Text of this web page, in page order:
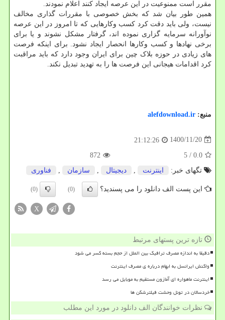
مقرر است ممنوعیت در این عرصه ایجاد کنند اعلام نمودند.
همین طور بیان شد که بخش خصوصی با مقررات گذاری مخالف
نیست، ولی باید دقت کرد کسب وکارهایی که تا امروز در این عرصه
نوآورانه سرمایه گزاری نموده اند، گرفتار مشکل نشوند و یا برای
برخی نهادها و کسب وکارها انحصار ایجاد نشود. برای اینکه فرصت
های زیادی در حوزه بلاک چین برای ایران وجود دارد که باید مراقبت
کرد اقدامات هیجانی این فرصت ها را به تهدید تبدیل نکند.
منبع: alefdownload.ir
1400/11/20
21:12:26
0.0
/ 5
872
تگهای خبر:
اینترنت دیجیتال سازمان فناوری
این پست الف دانلود را می پسندید؟ (0)
(0)
X
تازه ترین پستهای مرتبط
دقیقا به اندازه مصرف ترافیک بین الملل از حجم بسته کسر می شود
واکنش ایرانسل به ابهام درباره ی مصرف اینترنت
اینترنت ماهواره ای آمازون مستقیم به موبایل می رسد
خردسالان در تونل وحشت فیلترشکن ها
نظرات خوانندگان الف دانلود در مورد این مطلب